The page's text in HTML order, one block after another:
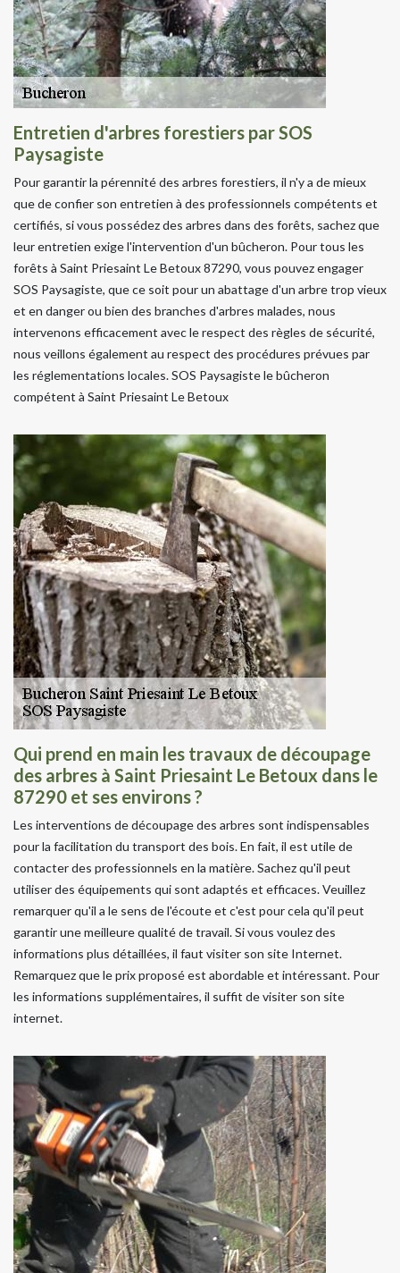
Entretien d'arbres forestiers par SOS
Paysagiste
Pour garantir la pérennité des arbres forestiers, il n'y a de mieux
que de confier son entretien à des professionnels compétents et
certifiés, si vous possédez des arbres dans des forêts, sachez que
leur entretien exige l'intervention d'un bûcheron. Pour tous les
forêts à Saint Priesaint Le Betoux 87290, vous pouvez engager
SOS Paysagiste, que ce soit pour un abattage d'un arbre trop vieux
et en danger ou bien des branches d'arbres malades, nous
intervenons efficacement avec le respect des règles de sécurité,
nous veillons également au respect des procédures prévues par
les réglementations locales. SOS Paysagiste le bûcheron
compétent à Saint Priesaint Le Betoux
Qui prend en main les travaux de découpage
des arbres à Saint Priesaint Le Betoux dans le
87290 et ses environs ?
Les interventions de découpage des arbres sont indispensables
pour la facilitation du transport des bois. En fait, il est utile de
contacter des professionnels en la matière. Sachez qu'il peut
utiliser des équipements qui sont adaptés et efficaces. Veuillez
remarquer qu'il a le sens de l'écoute et c'est pour cela qu'il peut
garantir une meilleure qualité de travail. Si vous voulez des
informations plus détaillées, il faut visiter son site Internet.
Remarquez que le prix proposé est abordable et intéressant. Pour
les informations supplémentaires, il suffit de visiter son site
internet.